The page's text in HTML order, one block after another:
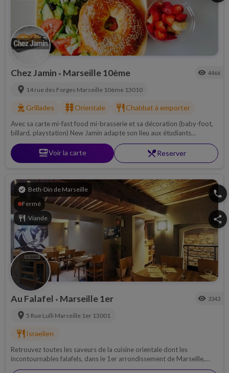
Chez Jamin • Marseille 10ème visibility 4466
location_on 14 rue des Forges Marseille 10ème 13010
outdoor_grill Grillades kebab_diningOrientale restaurant Chabbat à emporter
Avec sa carte mi-fast food mi-brasserie et sa décoration (baby-foot,
billard, playstation) New Jamin adapte son lieu aux étudiants
marseillais souhaitant déjeuner cacher en passant un bon moment.
set_mealVoir la carte restaurant_menuReserver
verified Beth-Din de Marseille
Fermé
restaurant Viande
phone
share
Au Falafel • Marseille 1er visibility 3343
location_on 5 Rue Lulli Marseille 1er 13001
restaurant Israelien
Retrouvez toutes les saveurs de la cuisine orientale dont les
incontournables falafels, dans le 1er arrondissement de Marseille,
dans le restaurant cacher Au Falafel.